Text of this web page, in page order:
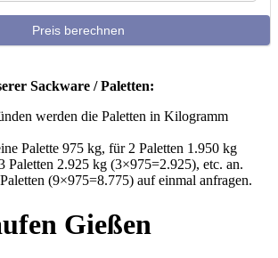
Preis berechnen
Sackware / Paletten:
werden die Paletten in Kilogramm
Palette 975 kg, für 2 Paletten 1.950 kg
Paletten 2.925 kg (3×975=2.925), etc. an.
(9×975=8.775) auf einmal anfragen.
Gießen